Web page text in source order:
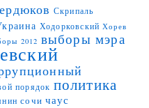
Скрипаль
Ходорковский Хорев
2012 выборы мэра
порядок политика
сочи чаус